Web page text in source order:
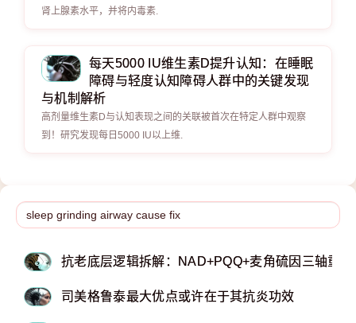
肾上腺素水平，并将内毒素.
每天5000 IU维生素D提升认知：在睡眠
障碍与轻度认知障碍人群中的关键发现
与机制解析
高剂量维生素D与认知表现之间的关联被首次在特定人群中观察
到！研究发现每日5000 IU以上维.
抗老底层逻辑拆解：NAD+PQQ+麦角硫因三轴重
司美格鲁泰最大优点或许在于其抗炎功效